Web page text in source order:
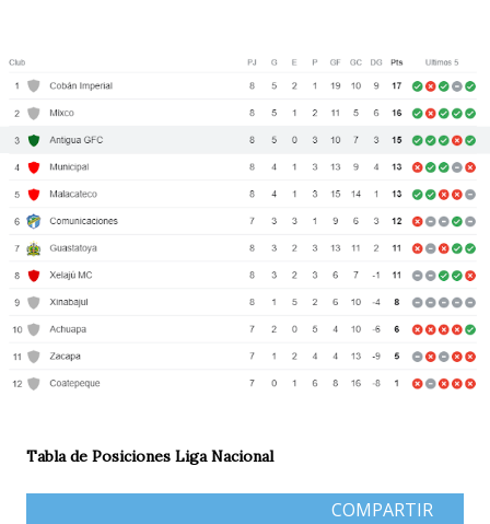
Tabla de Posiciones Liga Nacional
COMPARTIR